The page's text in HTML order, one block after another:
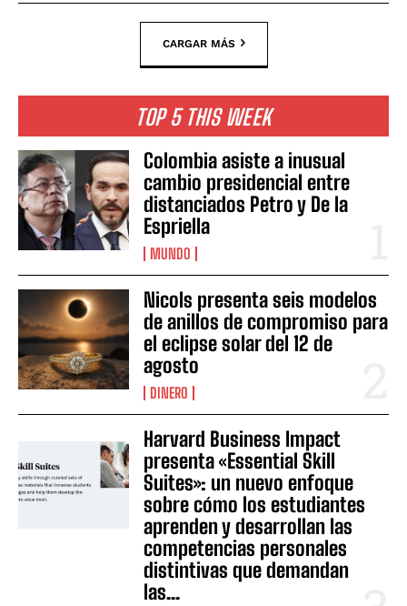
CARGAR MÁS
TOP 5 THIS WEEK
Colombia asiste a inusual
cambio presidencial entre
distanciados Petro y De la
Espriella
MUNDO
Nicols presenta seis modelos
de anillos de compromiso para
el eclipse solar del 12 de
agosto
DINERO
Harvard Business Impact
presenta «Essential Skill
Suites»: un nuevo enfoque
sobre cómo los estudiantes
aprenden y desarrollan las
competencias personales
distintivas que demandan
las...